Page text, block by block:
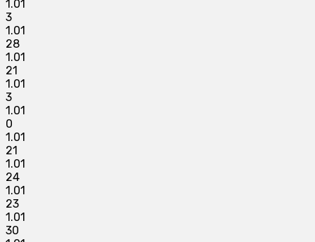
1.01
3
1.01
28
1.01
21
1.01
3
1.01
0
1.01
21
1.01
24
1.01
23
1.01
30